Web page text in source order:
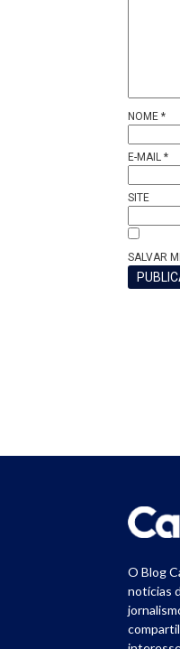
NOME *
E-MAIL *
SITE
SALVAR
O Blog
notícias